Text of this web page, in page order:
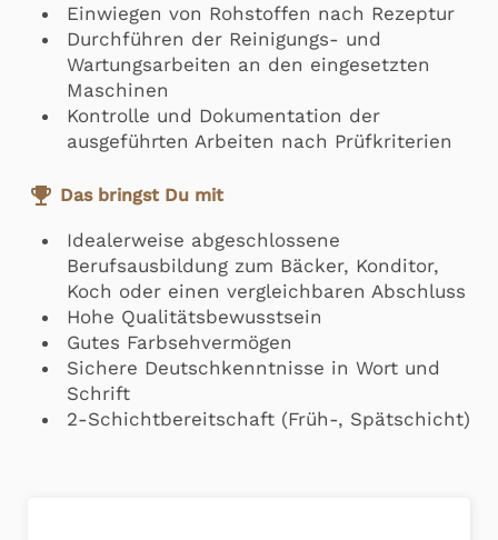
Einwiegen von Rohstoffen nach Rezeptur
Durchführen der Reinigungs- und
Wartungsarbeiten an den eingesetzten
Maschinen
Kontrolle und Dokumentation der
ausgeführten Arbeiten nach Prüfkriterien
emoji_events Das bringst Du mit
Idealerweise abgeschlossene
Berufsausbildung zum Bäcker, Konditor,
Koch oder einen vergleichbaren Abschluss
Hohe Qualitätsbewusstsein
Gutes Farbsehvermögen
Sichere Deutschkenntnisse in Wort und
Schrift
2-Schichtbereitschaft (Früh-, Spätschicht)